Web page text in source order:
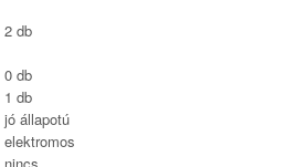
2 db
0 db
1 db
jó állapotú
elektromos